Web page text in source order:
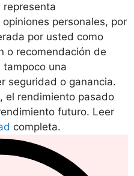
representa
personales, por
por usted como
o recomendación de
tampoco una
seguridad o ganancia.
el rendimiento pasado
futuro. Leer
completa.